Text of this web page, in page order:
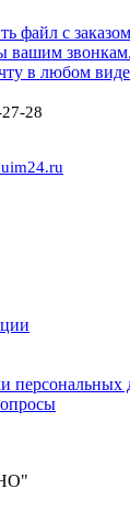
файл с
вашим звонкам.
в любом
28
персональных